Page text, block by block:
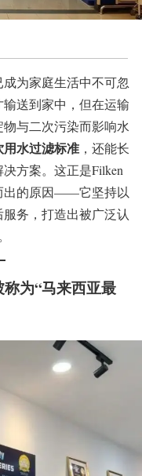
为家庭生活中不可忽
送到家中，但在运输
与二次污染而影响水
用水过滤标准 ，还能长
决方案。这正是Filken
出的原因——它坚持以
务，打造出被广泛认
为“马来西亚最